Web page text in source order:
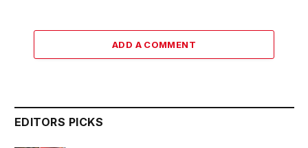
ADD A COMMENT
EDITORS PICKS